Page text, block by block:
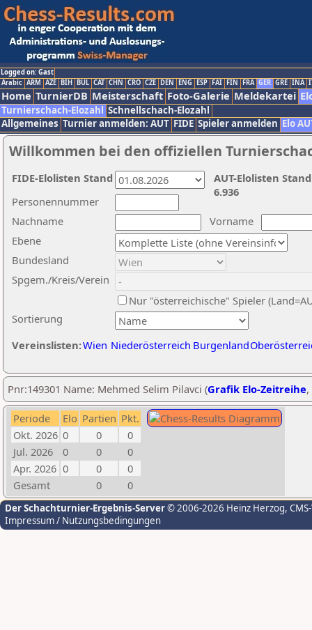
Logged on: Gast
Arabic ARM AZE BIH BUL CAT CHN CRO CZE DEN ENG ESP FAI FIN FRA GER GRE INA
Home TurnierDB Meisterschaft Foto-Galerie Meldekartei
Turnierschach-Elozahl Schnellschach-Elozahl
Allgemeines Turnier anmelden: AUT FIDE Spieler anmelden Elo
Willkommen bei den offiziellen
Nachname
Vorname
Ebene
Sortierung
Personennummer
Bundesland
Spgem./Kreis/Verein
Nur "österreichische" Spieler
Vereinslisten:Wien Niederösterreich Burgenland
AUT-Elolisten
6.936
FIDE-Elolisten Stand
Pnr:149301 Name: Mehmed Selim Pilavci (Grafik Elo-Zeitreihe,
Periode Elo Partien Pkt.
Okt. 2026 0 0
0
Jul. 2026
0 0
0
Apr. 2026 0 0
0
Gesamt
0 0
Der Schachturnier-Ergebnis-Server© 2006-2026 Heinz Herzog,
Impressum / Nutzungsbedingungen